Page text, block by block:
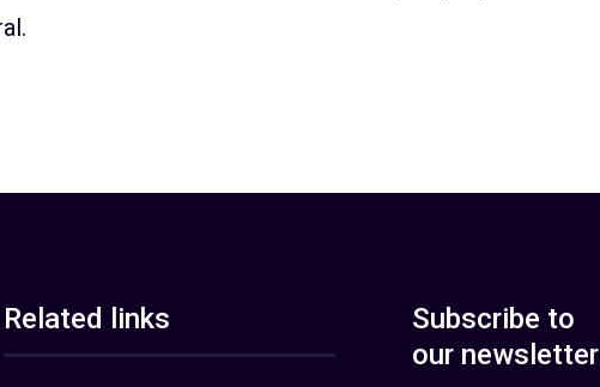
Related links
Subscribe to
our newsletter